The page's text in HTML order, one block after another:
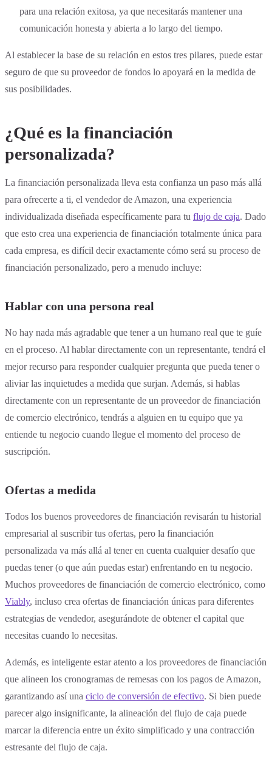
para una relación exitosa, ya que necesitarás mantener una
comunicación honesta y abierta a lo largo del tiempo.
Al establecer la base de su relación en estos tres pilares, puede estar
seguro de que su proveedor de fondos lo apoyará en la medida de
sus posibilidades.
¿Qué es la financiación
personalizada?
La financiación personalizada lleva esta confianza un paso más allá
para ofrecerte a ti, el vendedor de Amazon, una experiencia
individualizada diseñada específicamente para tu flujo de caja. Dado
que esto crea una experiencia de financiación totalmente única para
cada empresa, es difícil decir exactamente cómo será su proceso de
financiación personalizado, pero a menudo incluye:
Hablar con una persona real
No hay nada más agradable que tener a un humano real que te guíe
en el proceso. Al hablar directamente con un representante, tendrá el
mejor recurso para responder cualquier pregunta que pueda tener o
aliviar las inquietudes a medida que surjan. Además, si hablas
directamente con un representante de un proveedor de financiación
de comercio electrónico, tendrás a alguien en tu equipo que ya
entiende tu negocio cuando llegue el momento del proceso de
suscripción.
Ofertas a medida
Todos los buenos proveedores de financiación revisarán tu historial
empresarial al suscribir tus ofertas, pero la financiación
personalizada va más allá al tener en cuenta cualquier desafío que
puedas tener (o que aún puedas estar) enfrentando en tu negocio.
Muchos proveedores de financiación de comercio electrónico, como
Viably, incluso crea ofertas de financiación únicas para diferentes
estrategias de vendedor, asegurándote de obtener el capital que
necesitas cuando lo necesitas.
Además, es inteligente estar atento a los proveedores de financiación
que alineen los cronogramas de remesas con los pagos de Amazon,
garantizando así una ciclo de conversión de efectivo. Si bien puede
parecer algo insignificante, la alineación del flujo de caja puede
marcar la diferencia entre un éxito simplificado y una contracción
estresante del flujo de caja.